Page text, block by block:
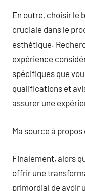
En outre, choisir le
cruciale dans le
esthétique.
expérience
spécifiques que
qualifications et
assurer une
Ma source à propos
Finalement, alors
offrir une
primordial de avoir